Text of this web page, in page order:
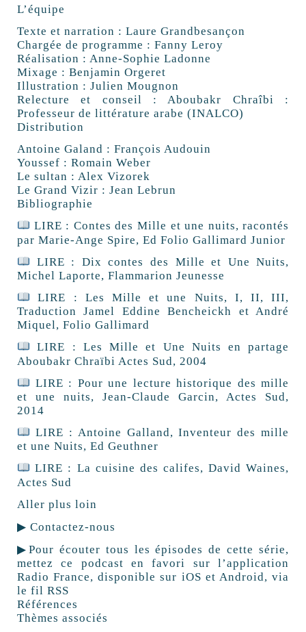
L’équipe
Texte et narration : Laure Grandbesançon
Chargée de programme : Fanny Leroy
Réalisation : Anne-Sophie Ladonne
Mixage : Benjamin Orgeret
Illustration : Julien Mougnon
Relecture et conseil : Aboubakr Chraîbi :
Professeur de littérature arabe (INALCO)
Distribution
Antoine Galand : François Audouin
Youssef : Romain Weber
Le sultan : Alex Vizorek
Le Grand Vizir : Jean Lebrun
Bibliographie
LIRE : Contes des Mille et une nuits, racontés
par Marie-Ange Spire, Ed Folio Gallimard Junior
LIRE : Dix contes des Mille et Une Nuits,
Michel Laporte, Flammarion Jeunesse
LIRE : Les Mille et une Nuits, I, II, III,
Traduction Jamel Eddine Bencheickh et André
Miquel, Folio Gallimard
LIRE : Les Mille et Une Nuits en partage
Aboubakr Chraïbi Actes Sud, 2004
LIRE : Pour une lecture historique des mille
et une nuits, Jean-Claude Garcin, Actes Sud,
2014
LIRE : Antoine Galland, Inventeur des mille
et une Nuits, Ed Geuthner
LIRE : La cuisine des califes, David Waines,
Actes Sud
Aller plus loin
▶︎ Contactez-nous
▶︎Pour écouter tous les épisodes de cette série,
mettez ce podcast en favori sur l’application
Radio France, disponible sur iOS et Android, via
le fil RSS
Références
Thèmes associés